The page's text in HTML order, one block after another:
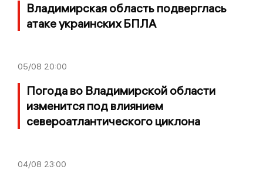
Владимирская область подверглась
атаке украинских БПЛА
05/08 20:00
Погода во Владимирской области
изменится под влиянием
североатлантического циклона
04/08 23:00